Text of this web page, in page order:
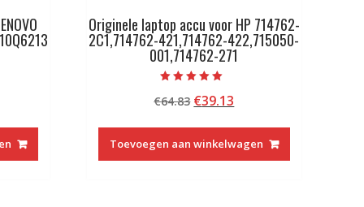
Originele laptop accu voor HP 714762-
2C1,714762-421,714762-422,715050-
001,714762-271
5.00
van 5
€64.83 Oorspronkelijke
was:
€64.83.
€39.13
€39.13.
Toevoegen aan winkelwagen